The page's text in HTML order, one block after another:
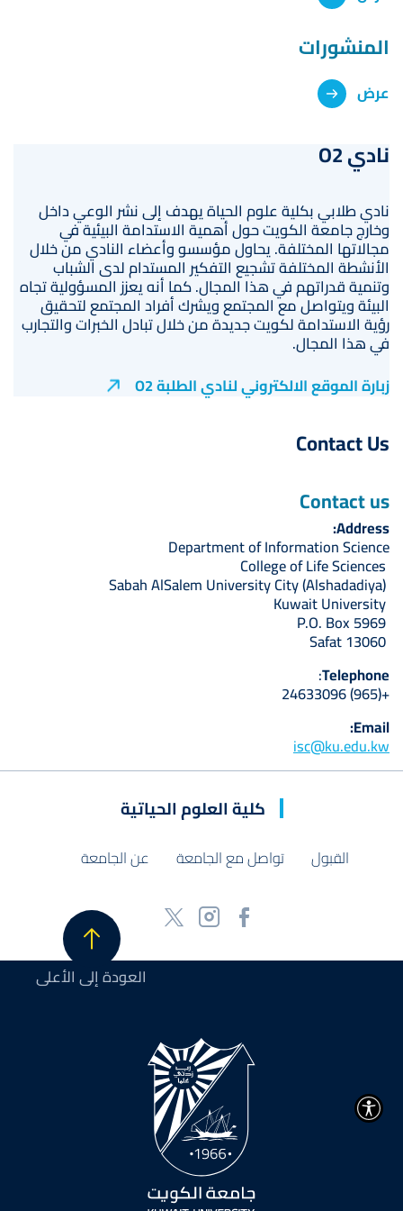
المنشورات
عرض
نادي O2
نادي طلابي بكلية علوم الحياة يهدف إلى نشر الوعي داخل
وخارج جامعة الكويت حول أهمية الاستدامة البيئية في
مجالاتها المختلفة. يحاول مؤسسو وأعضاء النادي من خلال
الأنشطة المختلفة تشجيع التفكير المستدام لدى الشباب
وتنمية قدراتهم في هذا المجال. كما أنه يعزز المسؤولية تجاه
البيئة ويتواصل مع المجتمع ويشرك أفراد المجتمع لتحقيق
رؤية الاستدامة لكويت جديدة من خلال تبادل الخبرات والتجارب
في هذا المجال.
زبارة الموقع الالكتروني لنادي الطلبة O2
Contact Us
Contact us
Address:
Department of Information Science
Telephone
:
+(965) 24633096
Email:
isc@ku.edu.kw
كلية العلوم الحياتية
القبول تواصل مع الجامعة عن الجامعة
العودة إلى الأعلى